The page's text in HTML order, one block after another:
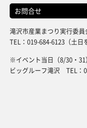
お問合せ
滝沢市産業まつり実行委員
TEL：019-684-6123（土日
※イベント当日（8/30・31
ビッグルーフ滝沢 TEL：